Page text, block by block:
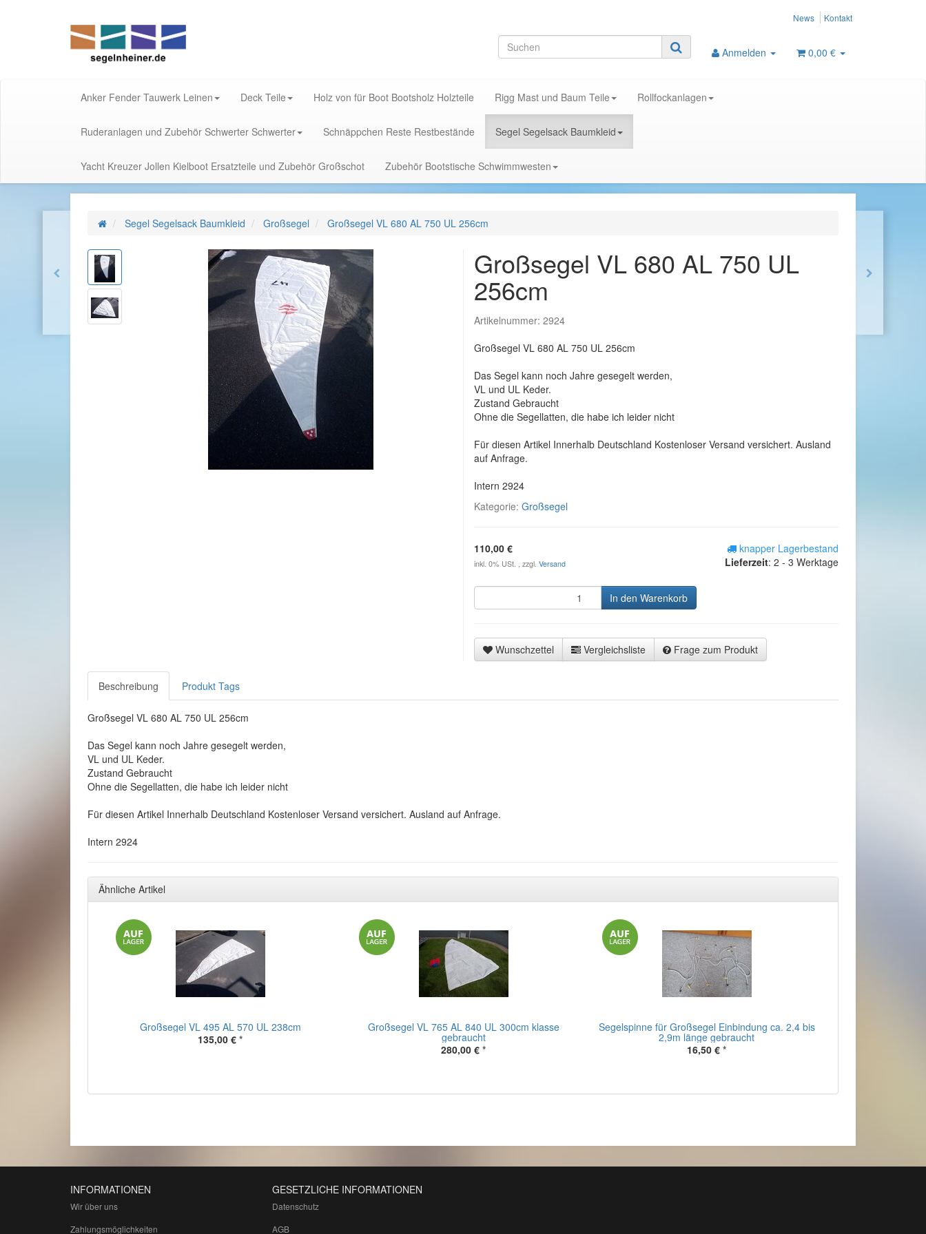
News Kontakt
Anmelden 0,00 €
Anker Fender Tauwerk Leinen Deck Teile Holz von für Boot Bootsholz Holzteile Rigg Mast und Baum Teile Rollfockanlagen
Ruderanlagen und Zubehör Schwerter Schwerter Schnäppchen Reste Restbestände Segel Segelsack Baumkleid
Yacht Kreuzer Jollen Kielboot Ersatzteile und Zubehör Großschot Zubehör Bootstische Schwimmwesten
Segel Segelsack Baumkleid Großsegel Großsegel VL 680 AL 750 UL 256cm
Großsegel VL 680 AL 750 UL
256cm
Artikelnummer: 2924
Großsegel VL 680 AL 750 UL 256cm
Das Segel kann noch Jahre gesegelt werden,
VL und UL Keder.
Zustand Gebraucht
Ohne die Segellatten, die habe ich leider nicht
Für diesen Artikel Innerhalb Deutschland Kostenloser Versand versichert. Ausland
auf Anfrage.
Intern 2924
Kategorie: Großsegel
110,00 €
inkl. 0% USt. , zzgl. Versand
knapper Lagerbestand
Lieferzeit: 2 - 3 Werktage
In den Warenkorb
Wunschzettel Vergleichsliste Frage zum Produkt
Beschreibung Produkt Tags
Großsegel VL 680 AL 750 UL 256cm
Das Segel kann noch Jahre gesegelt werden,
VL und UL Keder.
Zustand Gebraucht
Ohne die Segellatten, die habe ich leider nicht
Für diesen Artikel Innerhalb Deutschland Kostenloser Versand versichert. Ausland auf Anfrage.
Intern 2924
Ähnliche Artikel
Großsegel VL 495 AL 570 UL 238cm
135,00 € *
Großsegel VL 765 AL 840 UL 300cm klasse
gebraucht
280,00 € *
Segelspinne für Großsegel Einbindung ca. 2,4 bis
2,9m länge gebraucht
16,50 € *
INFORMATIONEN
Wir über uns
Zahlungsmöglichkeiten
GESETZLICHE INFORMATIONEN
Datenschutz
AGB